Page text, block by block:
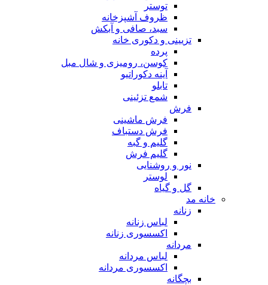
توستر
ظروف آشپزخانه
سبد، صافی و آبکش
تزیینی و دکوری خانه
پرده
کوسن، رومیزی و شال مبل
آینه دکوراتیو
تابلو
شمع تزئینی
فرش
فرش ماشینی
فرش دستباف
گلیم و گبه
گلیم فرش
نور و روشنایی
لوستر
گل و گیاه
خانه مد
زنانه
لباس زنانه
اکسسوری زنانه
مردانه
لباس مردانه
اکسسوری مردانه
بچگانه